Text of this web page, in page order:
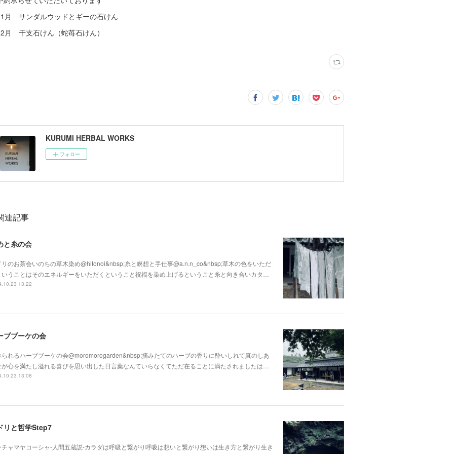
月 サンダルウッドとギーの石けん
月 干支石けん（蛇苺石けん）
KURUMI HERBAL WORKS
フォロー
連記事
と糸の会
リのお茶会いのちの草木染め@hitonoi&nbsp;糸と瞑想と手仕事@a.n.n_co&nbsp;草木の色をいただ
うことはそのエネルギーをいただくということ祝福を染め上げるということ糸と向き合いカタ…
13:22
ブブーケの会
られるハーブブーケの会@moromorogarden&nbsp;摘みたてのハーブの香りに酔いしれて真のしあ
心を満たし溢れる喜びを思い出した日言葉なんていらなくてただ在ることに満たされましたは…
13:08
リと哲学Step7
ャマヤコーシャ-人間五蔵説-カラダは呼吸と繋がり呼吸は想いと繋がり想いは生き方と繋がり生き